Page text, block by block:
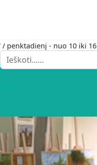
Paieška
penktadienį - nuo 10 iki 16